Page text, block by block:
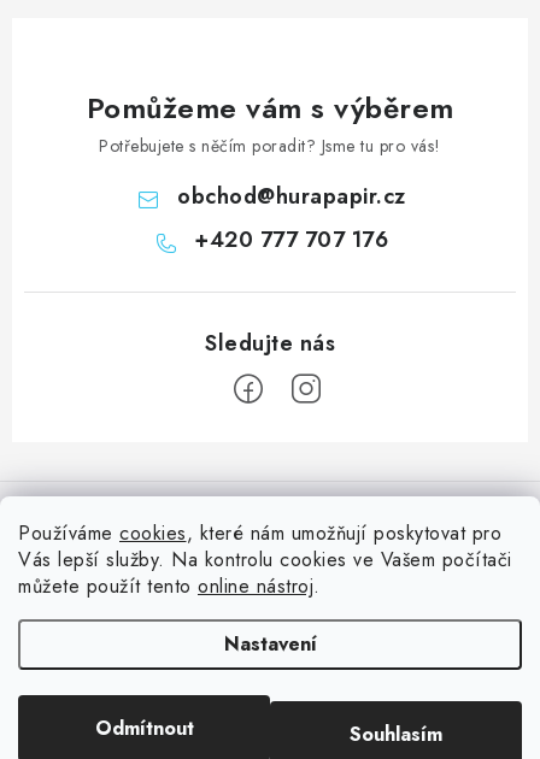
Používáme cookies, které nám umožňují poskytovat pro
Vás lepší služby. Na kontrolu cookies ve Vašem počítači
můžete použít tento online nástroj.
Nastavení
Odmítnout Souhlasím
Pomůžeme vám s výběrem
Potřebujete s něčím poradit? Jsme tu pro vás!
obchod@hurapapir.cz
+420 777 707 176
á
Doprava
Oblíbené ♥️
Hodnocení obchodu
Nepřehlédněte
Blog s nápady a návody
Slovník pojmů, české návody
. Všechna práva vyhrazena.Upravit nastavení